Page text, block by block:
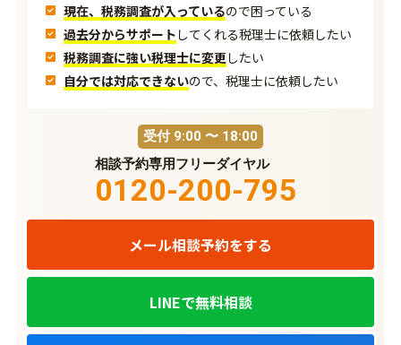
現在、税務調査が入っているので困っている
過去分からサポート してくれる税理士に依頼したい
税務調査に強い税理士に変更したい
自分では対応できないので、税理士に依頼したい
受付 9:00 〜 18:00
相談予約専用フリーダイヤル
0120-200-795
メール相談予約をする
LINEで無料相談